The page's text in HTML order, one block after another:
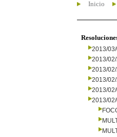
Inicio
2013/
2013/
2013/
2013/
2013/
2013/